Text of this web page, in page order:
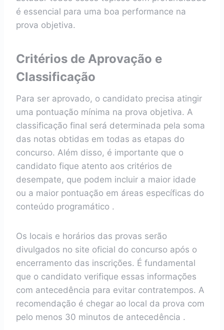
é essencial para uma boa performance na
prova objetiva.
Critérios de Aprovação e
Classificação
Para ser aprovado, o candidato precisa atingir
uma pontuação mínima na prova objetiva. A
classificação final será determinada pela soma
das notas obtidas em todas as etapas do
concurso. Além disso, é importante que o
candidato fique atento aos critérios de
desempate, que podem incluir a maior idade
ou a maior pontuação em áreas específicas do
conteúdo programático .
Os locais e horários das provas serão
divulgados no site oficial do concurso após o
encerramento das inscrições. É fundamental
que o candidato verifique essas informações
com antecedência para evitar contratempos. A
recomendação é chegar ao local da prova com
pelo menos 30 minutos de antecedência .